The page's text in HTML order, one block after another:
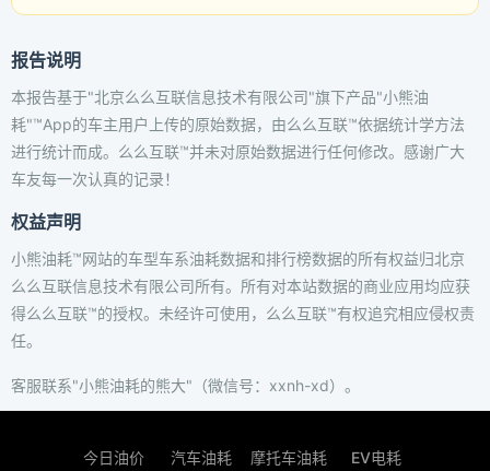
报告说明
本报告基于"北京么么互联信息技术有限公司"旗下产品"小熊油
耗"™App的车主用户上传的原始数据，由么么互联™依据统计学方法
进行统计而成。么么互联™并未对原始数据进行任何修改。感谢广大
车友每一次认真的记录！
权益声明
小熊油耗™网站的车型车系油耗数据和排行榜数据的所有权益归北京
么么互联信息技术有限公司所有。所有对本站数据的商业应用均应获
得么么互联™的授权。未经许可使用，么么互联™有权追究相应侵权责
任。
客服联系"小熊油耗的熊大"（微信号：xxnh-xd）。
今日油价 汽车油耗 摩托车油耗 EV电耗